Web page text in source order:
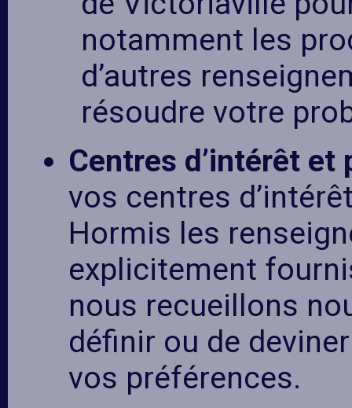
notamment les
d’autres
résoudre votre
Centres d’intérêt
vos centres
Hormis les
explicitement
nous recueillons
définir ou de
vos préférences.